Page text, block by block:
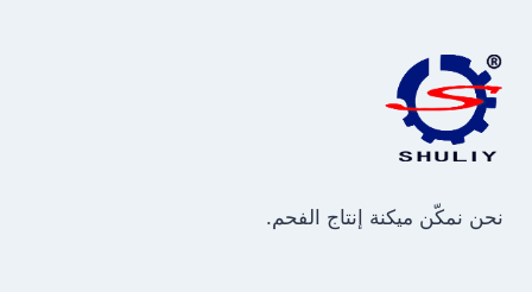
نحن نمكّن ميكنة إنتاج الفحم.